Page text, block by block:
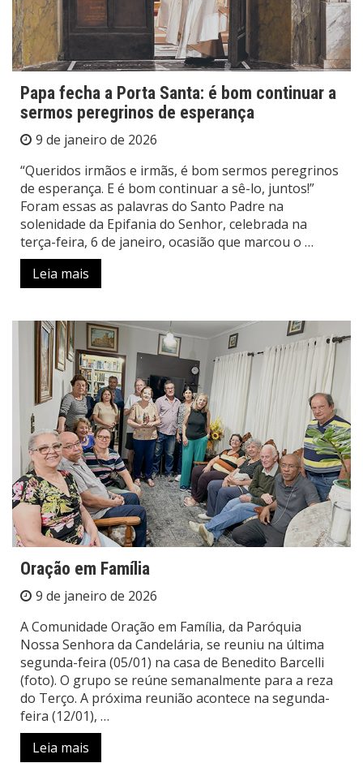
Papa fecha a Porta Santa: é bom continuar a
sermos peregrinos de esperança
9 de janeiro de 2026
“Queridos irmãos e irmãs, é bom sermos peregrinos
de esperança. E é bom continuar a sê-lo, juntos!”
Foram essas as palavras do Santo Padre na
solenidade da Epifania do Senhor, celebrada na
terça-feira, 6 de janeiro, ocasião que marcou o …
Leia mais
Oração em Família
9 de janeiro de 2026
A Comunidade Oração em Família, da Paróquia
Nossa Senhora da Candelária, se reuniu na última
segunda-feira (05/01) na casa de Benedito Barcelli
(foto). O grupo se reúne semanalmente para a reza
do Terço. A próxima reunião acontece na segunda-
feira (12/01), …
Leia mais